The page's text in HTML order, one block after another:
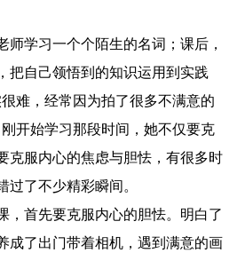
学习一个个陌生的名词；课后，
把自己领悟到的知识运用到实践
难，经常因为拍了很多不满意的
开始学习那段时间，她不仅要克
克服内心的焦虑与胆怯，有很多时
过了不少精彩瞬间。
首先要克服内心的胆怯。明白了
成了出门带着相机，遇到满意的画